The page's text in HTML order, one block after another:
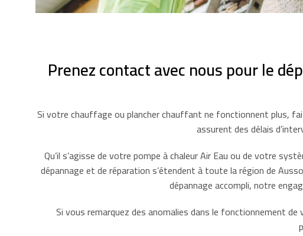
Prenez contact avec nous pour le
Si votre chauffage ou plancher chauffant ne fonctionnent plus,
assurent des délais
Qu’il s’agisse de votre pompe à chaleur Air Eau ou de votre
dépannage et de réparation s’étendent à toute la région de
dépannage accompli, notre
Si vous remarquez des anomalies dans le fonctionnement